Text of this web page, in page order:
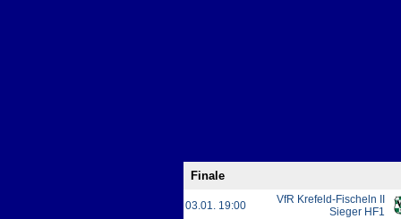
Finale
03.01. 19:00
VfR Krefeld-Fischeln II
Sieger HF1